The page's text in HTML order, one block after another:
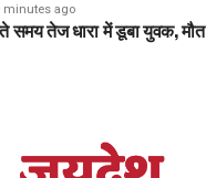
minutes ago
समय तेज धारा में डूबा युवक, मौत